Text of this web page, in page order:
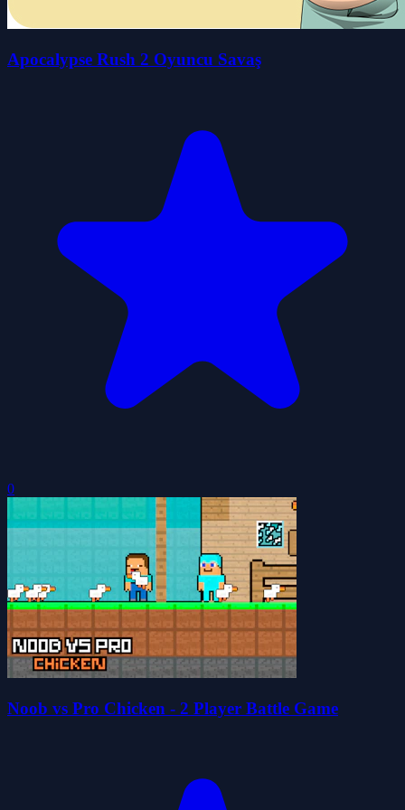
Apocalypse Rush 2 Oyuncu Savaş
0
Noob vs Pro Chicken - 2 Player Battle Game